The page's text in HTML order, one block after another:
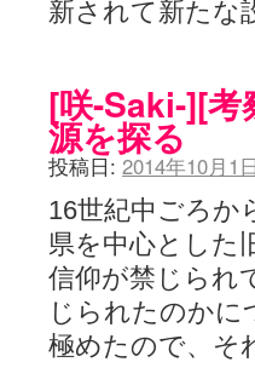
新されて新たな
[咲-Saki-][考
源を探る
投稿日: 2014年10月1日
16世紀中ごろか
県を中心とした
信仰が禁じられ
じられたのかに
極めたので、そ